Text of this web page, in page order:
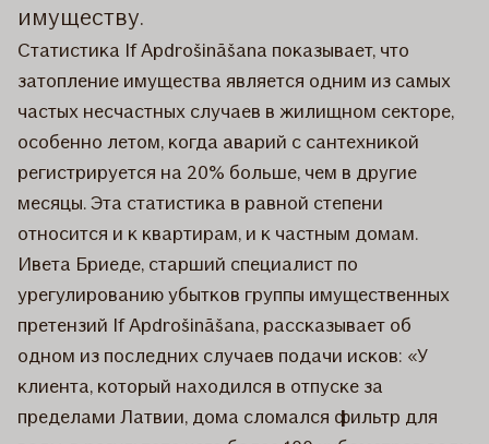
имуществу.
Статистика If Apdrošināšana показывает, что
затопление имущества является одним из самых
частых несчастных случаев в жилищном секторе,
особенно летом, когда аварий с сантехникой
регистрируется на 20% больше, чем в другие
месяцы. Эта статистика в равной степени
относится и к квартирам, и к частным домам.
Ивета Бриеде, старший специалист по
урегулированию убытков группы имущественных
претензий If Apdrošināšana, рассказывает об
одном из последних случаев подачи исков: «У
клиента, который находился в отпуске за
пределами Латвии, дома сломался фильтр для